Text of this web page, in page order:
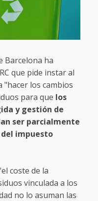
Barcelona ha
que pide instar al
"hacer los cambios
para que los
y gestión de
ser parcialmente
impuesto
coste de la
vinculada a los
no lo asuman las